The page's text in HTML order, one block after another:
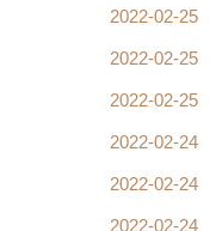
，这句话的前提条件也
作用。
2022-02-25
2022-02-25
2022-02-25
2022-02-24
2022-02-24
2022-02-24